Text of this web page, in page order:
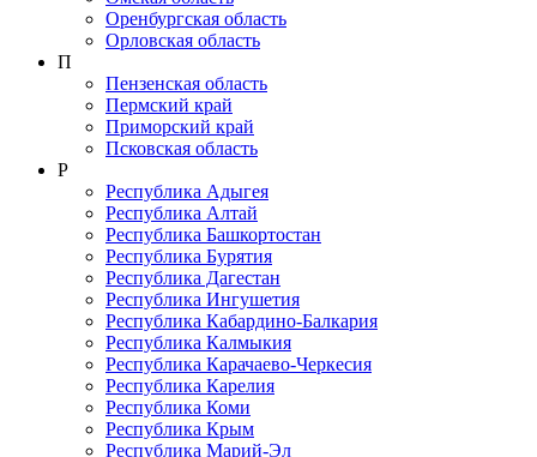
Оренбургская область
Орловская область
П
Пензенская область
Пермский край
Приморский край
Псковская область
Р
Республика Адыгея
Республика Алтай
Республика Башкортостан
Республика Бурятия
Республика Дагестан
Республика Ингушетия
Республика Кабардино-Балкария
Республика Калмыкия
Республика Карачаево-Черкеcия
Республика Карелия
Республика Коми
Республика Крым
Республика Марий-Эл